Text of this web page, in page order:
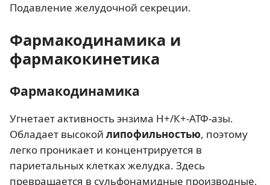
Подавление желудочной секреции.
Фармакодинамика и
фармакокинетика
Фармакодинамика
Угнетает активность энзима Н+/К+-АТФ-азы.
Обладает высокой липофильностью, поэтому
легко проникает и концентрируется в
париетальных клетках желудка. Здесь
превращается в сульфонамидные производные,